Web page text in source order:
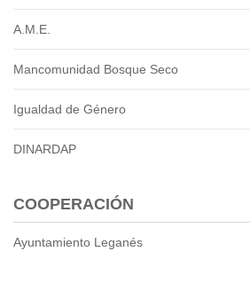
A.M.E.
Mancomunidad Bosque Seco
Igualdad de Género
DINARDAP
COOPERACIÓN
Ayuntamiento Leganés